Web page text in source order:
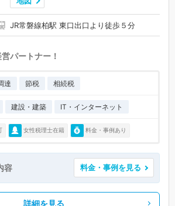
JR常磐線柏駅 東口出口より徒歩５分
パートナー！
達 節税 相続税
建設・建築 IT・インターネット
女性税理士在籍 料金・事例あり
容 料金・事例を見る
詳細を見る